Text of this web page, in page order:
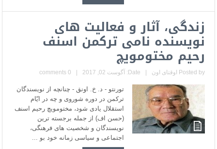
زندگی، آثار و فعالیت های
نویسنده نامی ترکمن اسنف
رحیم مختومویچ
Posted by اوقتای اون Date: آگوست 02, 2017 0 comments
تورنتو - د. خ. اونق - چنانچه از نویسندگان
ترکمن در دوره شوروی و چه در ایّام
استقلال یادی شود، مختومویچ رحیم اسنف
(حسن اف) از جمله برجسته ترین
نویسندگان و شخصیت های فرهنگی،
اجتماعی و سیاسی زمانه خود بو ...